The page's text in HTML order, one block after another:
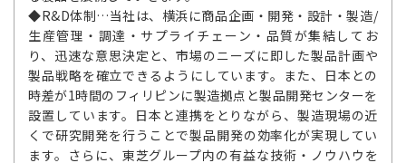
◆R&D体制…当社は、横浜に商品企画・開発・設計・製造/
生産管理・調達・サプライチェーン・品質が集結してお
り、迅速な意思決定と、市場のニーズに即した製品計画や
製品戦略を確立できるようにしています。また、日本との
時差が1時間のフィリピンに製造拠点と製品開発センターを
設置しています。日本と連携をとりながら、製造現場の近
くで研究開発を行うことで製品開発の効率化が実現してい
ます。さらに、東芝グループ内の有益な技術・ノウハウを